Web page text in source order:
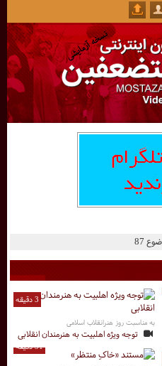
87
3 دقیقه
به مناسبت روز هنرانقلاب اسلامی
توجه ویژه اهلبیت به هنرمندان انقلابی
31 دقیقه